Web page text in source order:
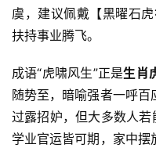
虞，建议佩戴【黑曜石
扶持事业腾飞。
成语“虎啸风生”正是生肖
随势至，暗喻强者一呼
过露招妒，但大多数人若
学业官运皆可期，家中